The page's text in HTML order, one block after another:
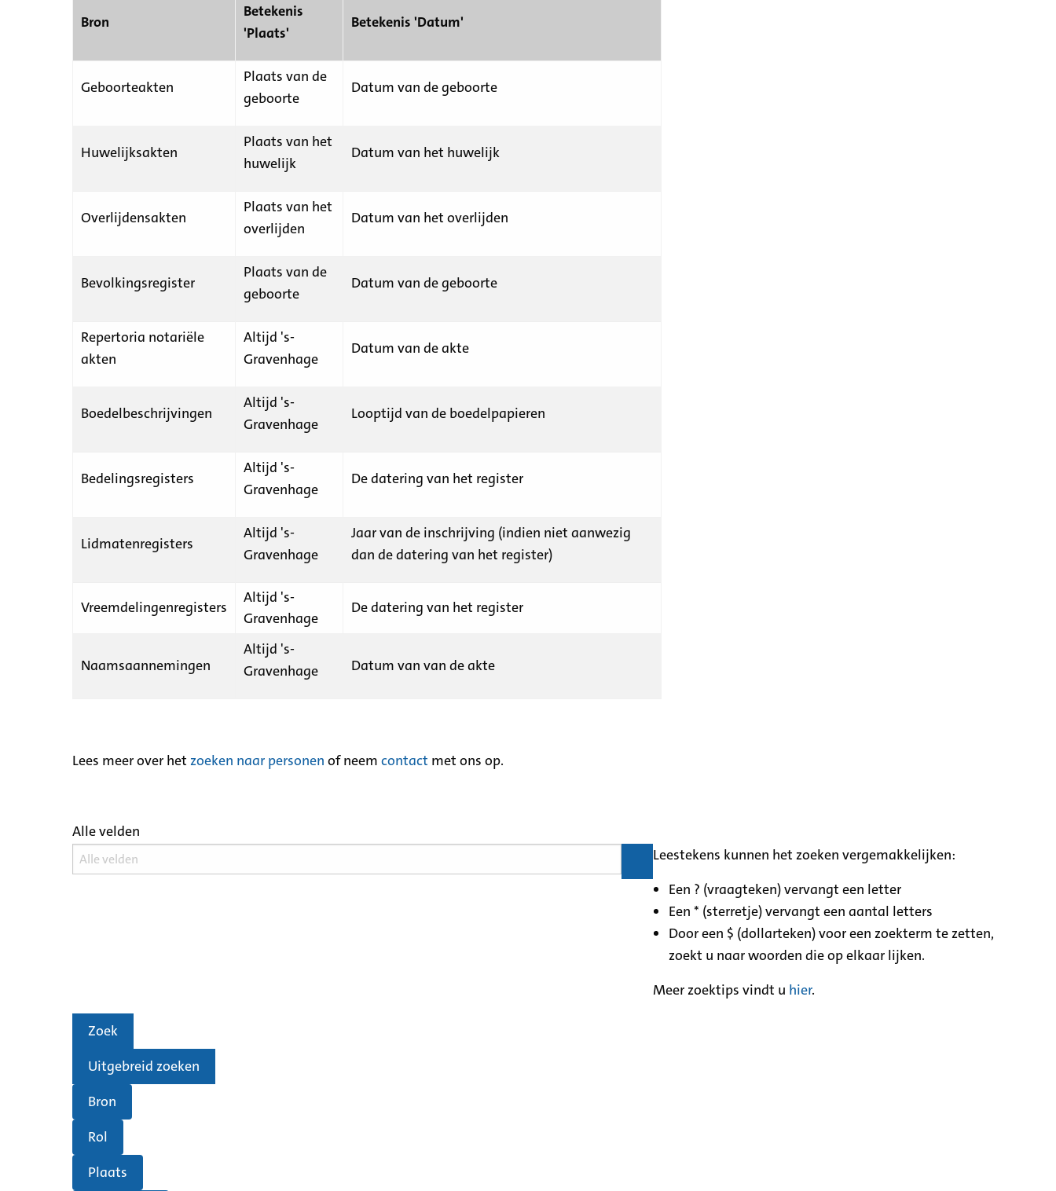
Bron
Betekenis
'Plaats'
Betekenis 'Datum'
Geboorteakten
Plaats van de
geboorte
Datum van de geboorte
Huwelijksakten
Plaats van het
huwelijk
Datum van het huwelijk
Overlijdensakten
Plaats van het
overlijden
Datum van het overlijden
Bevolkingsregister
Plaats van de
geboorte
Datum van de geboorte
Repertoria notariële
akten
Altijd 's-
Gravenhage
Datum van de akte
Boedelbeschrijvingen
Altijd 's-
Gravenhage
Looptijd van de boedelpapieren
Bedelingsregisters
Altijd 's-
Gravenhage
De datering van het register
Lidmatenregisters
Altijd 's-
Gravenhage
Jaar van de inschrijving (indien niet aanwezig
dan de datering van het register)
Vreemdelingenregisters
Altijd 's-
Gravenhage
De datering van het register
Naamsaannemingen
Altijd 's-
Gravenhage
Datum van van de akte
Lees meer over het zoeken naar personen of neem contact met ons op.
Alle velden
Leestekens kunnen het zoeken vergemakkelijken:
Een ? (vraagteken) vervangt een letter
Een * (sterretje) vervangt een aantal letters
Door een $ (dollarteken) voor een zoekterm te zetten,
zoekt u naar woorden die op elkaar lijken.
Meer zoektips vindt u hier.
Zoek
Uitgebreid zoeken
Bron
Rol
Plaats